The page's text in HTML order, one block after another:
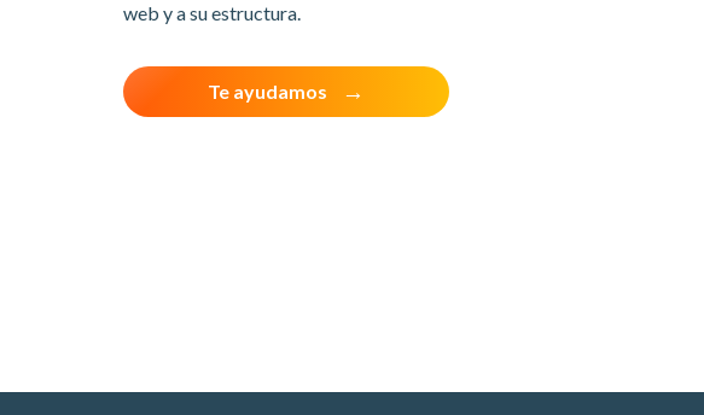
web y a su estructura.
Te ayudamos